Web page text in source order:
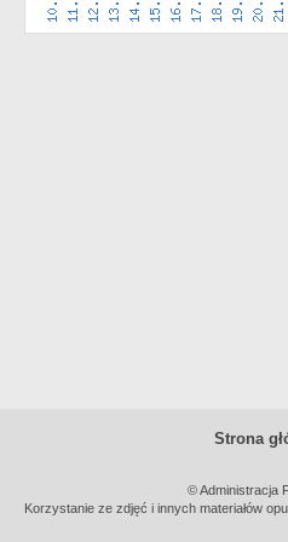
Strona
© Administracja
Korzystanie ze zdjęć i innych materiałów